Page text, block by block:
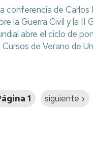
conferencia de Carlos
la Guerra Civil y la II
abre el ciclo de
Cursos de Verano de
1
Siguiente
siguiente ›